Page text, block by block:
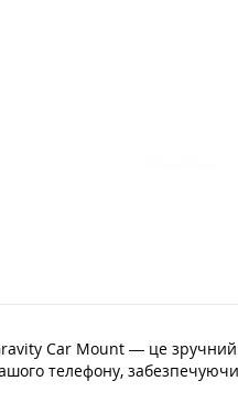
Car Mount — це зручний
телефону,